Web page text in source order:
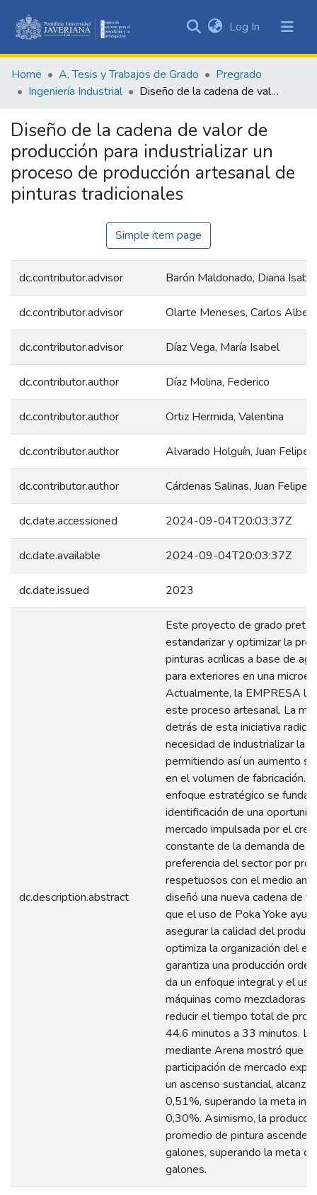
&
Collections
Statistics
Log In (current)
Home A. Tesis y Trabajos de Grado
Pregrado
Ingeniería Industrial
Diseño de la cadena de valor de producción para industrializar un proceso de producción artesanal de pinturas tradicionales
Diseño de la cadena de valor de
producción para industrializar un
proceso de producción artesanal de
pinturas tradicionales
Simple item page
dc.contributor.advisor Barón Maldonado, Diana Isabel
dc.contributor.advisor Olarte Meneses, Carlos
dc.contributor.advisor Díaz Vega, María Isabel
dc.contributor.author Díaz Molina, Federico
dc.contributor.author Ortiz Hermida, Valentina
dc.contributor.author Alvarado Holguín, Juan Felipe
dc.contributor.author Cárdenas Salinas, Juan Felipe
dc.date.accessioned 2024-09-04T20:03:37Z
dc.date.available 2024-09-04T20:03:37Z
dc.date.issued 2023
dc.description.abstract
Este proyecto de grado
estandarizar y optimizar la
pinturas acrílicas a base de
para exteriores en una
Actualmente, la EMPRESA
este proceso artesanal. La
detrás de esta iniciativa radica
necesidad de industrializar la
permitiendo así un aumento
en el volumen de fabricación.
enfoque estratégico se
identificación de una
mercado impulsada por el
constante de la demanda de
preferencia del sector por
respetuosos con el medio
diseñó una nueva cadena de
que el uso de Poka Yoke
asegurar la calidad del
optimiza la organización del
garantiza una producción
da un enfoque integral y el
máquinas como mezcladoras
reducir el tiempo total de
44.6 minutos a 33 minutos. La
mediante Arena mostró que la
participación de mercado
un ascenso sustancial,
0,51%, superando la meta
0,30%. Asimismo, la
promedio de pintura
galones, superando la meta
galones.